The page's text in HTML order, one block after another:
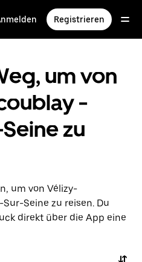
Registrieren
um von
-
zu
um von Vélizy-
Seine zu reisen. Du
direkt über die App eine